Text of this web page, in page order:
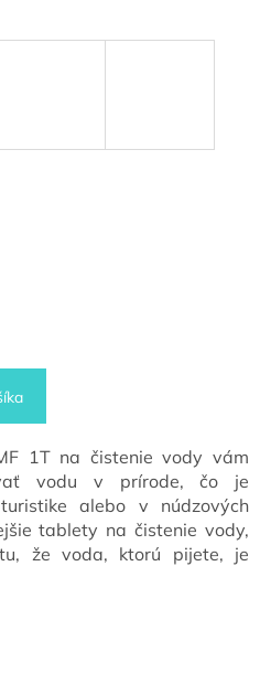
1T na čistenie vody vám
vodu v prírode, čo je
alebo v núdzových
tablety na čistenie vody,
že voda, ktorú pijete, je